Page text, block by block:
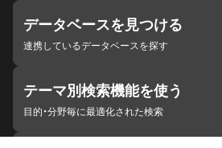
データベースを見つける
連携しているデータベースを探す
テーマ別検索機能を使う
目的・分野毎に最適化された検索